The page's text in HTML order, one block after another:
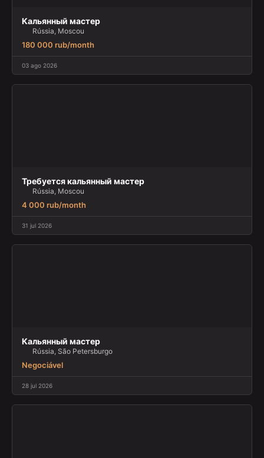
Кальянный мастер
Rússia, Moscou
180 000 rub/month
03 ago 2026
Требуется кальянный мастер
Rússia, Moscou
4 000 rub/month
31 jul 2026
Кальянный мастер
Rússia, São Petersburgo
Negociável
28 jul 2026